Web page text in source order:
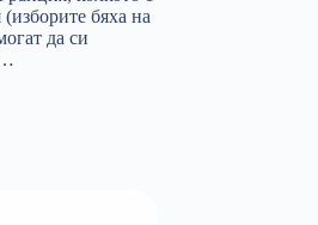
бяха на
да си